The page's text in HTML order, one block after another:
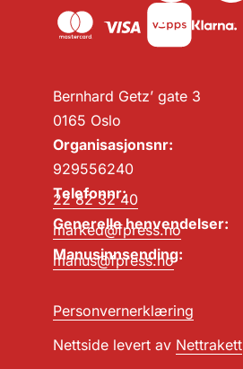
Bernhard Getz’ gate 3
0165 Oslo
Organisasjonsnr:
929556240
Telefonnr:
22 82 32 40
Generelle henvendelser:
marked@fpress.no
Manusinnsending:
manus@fpress.no
Personvernerklæring
Nettside levert av Nettrakett